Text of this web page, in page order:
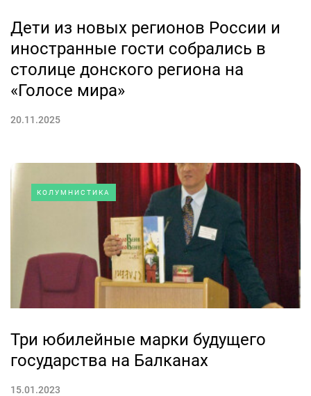
Дети из новых регионов России и
иностранные гости собрались в
столице донского региона на
«Голосе мира»
20.11.2025
КОЛУМНИСТИКА
Три юбилейные марки будущего
государства на Балканах
15.01.2023